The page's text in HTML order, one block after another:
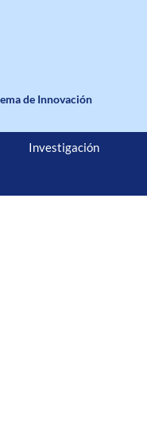
de Innovación
Investigación